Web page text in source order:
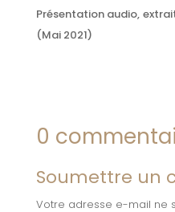
Présentation audio,
(Mai 2021)
0
Soumettre un
Votre adresse e-mail ne